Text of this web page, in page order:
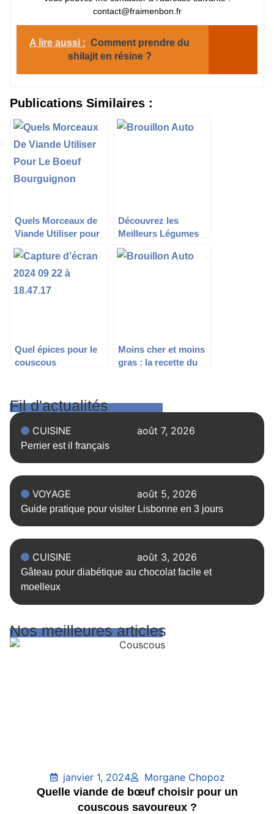
contact@fraimenbon.fr
A lire aussi : Comment prendre du
shilajit en résine ?
Publications Similaires :
Quels Morceaux de
Viande Utiliser pour
le Bœuf
Bourguignon ?
Découvrez les
Meilleurs Légumes
pour Accompagner
une Plancha
Quel épices pour le
couscous
Moins cher et moins
gras : la recette du
Fil d'actualités
CUISINE août 7, 2026
Perrier est il français
VOYAGE août 5, 2026
Guide pratique pour visiter Lisbonne en 3 jours
CUISINE août 3, 2026
Gâteau pour diabétique au chocolat facile et
moelleux
Nos meilleures articles
janvier 1, 2024
Morgane Chopoz
Quelle viande de bœuf choisir pour un
couscous savoureux ?